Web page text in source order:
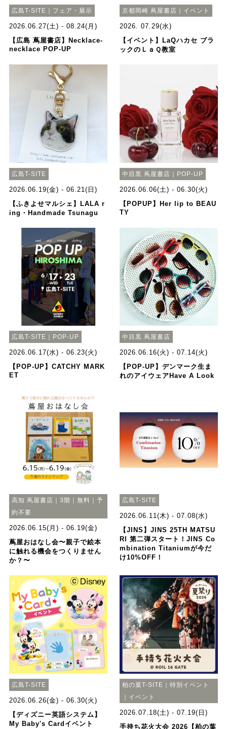
広島T-SITE｜フェア・展示
2026.06.27(土) - 08.24(月)
【広島 蔦屋書店】Necklace-
necklace POP-UP
京都岡崎 蔦屋書店｜イベント
2026. 07.29(水)
【イベント】LaQハカセ ブラ
ックのＬａＱ教室
広島T-SITE
2026.06.19(金) - 06.21(日)
【ふきよせマルシェ】LALA r
ing・Handmade Tsunagu
中目黒 蔦屋書店｜POP-UP
2026.06.06(土) - 06.30(火)
【POPUP】Her lip to BEAU
TY
広島T-SITE｜POP-UP
2026.06.17(水) - 06.23(火)
【POP-UP】CATCHY MARK
ET
中目黒 蔦屋書店
2026.06.16(火) - 07.14(火)
【POP-UP】デンマーク生ま
れのアイウェアHave A Look
高知 蔦屋書店｜3階｜無料｜予
約不要
2026.06.15(月) - 06.19(金)
蔦屋おはなし会〜親子で絵本
に触れる機会をつくりません
か？〜
広島T-SITE
2026.06.11(木) - 07.08(水)
【JINS】JINS 25TH MATSU
RI 第二弾スタート！JINS Co
mbination Titaniumが今だ
け10%OFF！
広島T-SITE
2026.06.26(金) - 06.30(火)
【ディズニー英語システム】
My Baby's Cardイベント
柏の葉T-SITE｜特別イベント
｜イベント
2026.07.18(土) - 07.19(日)
手持ち花火大会 2026【柏の葉